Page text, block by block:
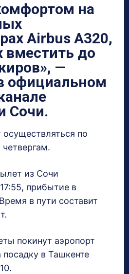
на
Airbus A320,
вместить до
, —
официальном
Сочи.
по
из Сочи
прибытие в
в пути составит
покинут аэропорт
посадку в Ташкенте